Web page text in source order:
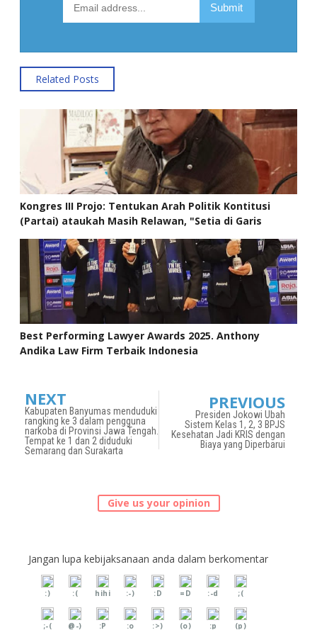
Related Posts
Kongres III Projo: Tentukan Arah Politik Kontitusi
(Partai) ataukah Masih Relawan, "Setia di Garis
Rakyat"
Best Performing Lawyer Awards 2025. Anthony
Andika Law Firm Terbaik Indonesia
NEXT
Kabupaten Banyumas menduduki
rangking ke 3 dalam pengguna
narkoba di Provinsi Jawa Tengah.
Tempat ke 1 dan 2 diduduki
Semarang dan Surakarta
PREVIOUS
Presiden Jokowi Ubah
Sistem Kelas 1, 2, 3 BPJS
Kesehatan Jadi KRIS dengan
Biaya yang Diperbarui
Give us your opinion
Jangan lupa kebijaksanaan anda dalam berkomentar
:) :( hihi :-) :D =D :-d ;(
;-( @-) :P :o :>) (o) :p (p)